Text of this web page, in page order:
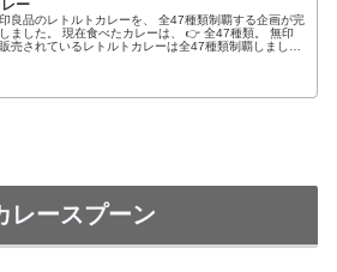
ー
良品のレトルトカレーを、 全47種類制覇する企画が完
ました。 現在食べたカレーは、 👉 全47種類。 無印
売されているレトルトカレーは全47種類制覇しまし
レースプーン